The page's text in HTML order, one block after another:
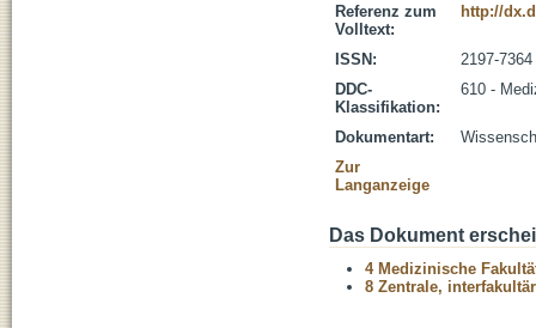
Referenz zum
Volltext:
http://
ISSN:
2197-7364
DDC-
Klassifikation:
610 -
Dokumentart:
Zur
Langanzeige
Das Dokument
4 Medizinische
8 Zentrale,